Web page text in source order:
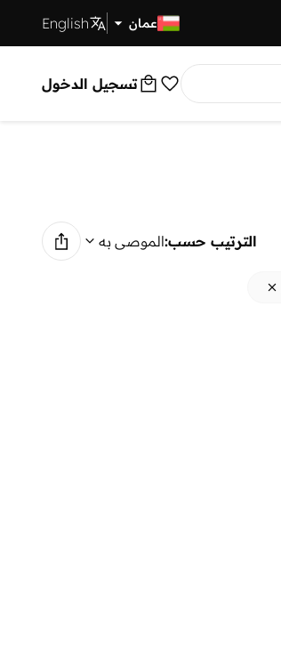
عمان English
تسجيل الدخول
الترتيب حسب:الموصى به